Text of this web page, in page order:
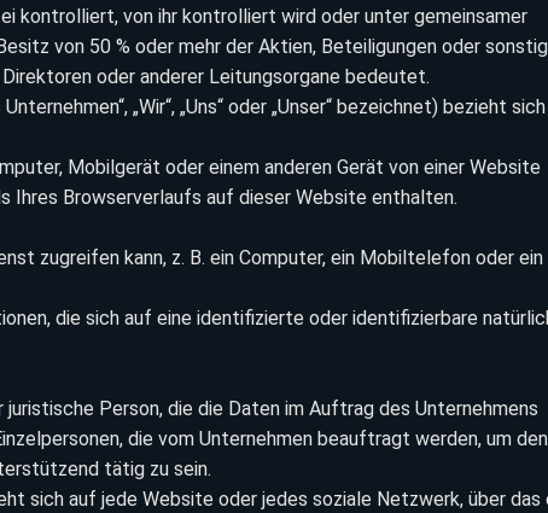
kontrolliert, von ihr kontrolliert wird oder unter gemeinsamer
von 50 % oder mehr der Aktien, Beteiligungen oder
oder anderer Leitungsorgane bedeutet.
„Wir“, „Uns“ oder „Unser“ bezeichnet) bezieht
Mobilgerät oder einem anderen Gerät von einer Website
Ihres Browserverlaufs auf dieser Website enthalten.
zugreifen kann, z. B. ein Computer, ein Mobiltelefon oder ein
die sich auf eine identifizierte oder identifizierbare
Person, die die Daten im Auftrag des Unternehmens
die vom Unternehmen beauftragt werden, um den
tätig zu sein.
sich auf jede Website oder jedes soziale Netzwerk, über das